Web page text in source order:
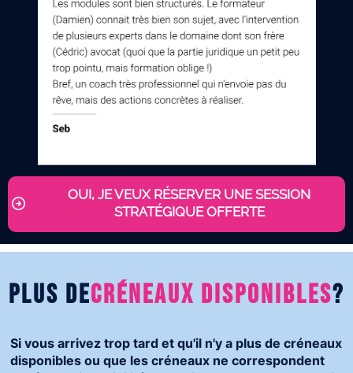
OUI, JE VEUX RÉSERVER UNE SESSION
STRATÉGIQUE OFFERTE
PLUS DECRÉNEAUX DISPONIBLES?
Si vous arrivez trop tard et qu'il n'y a plus de créneaux
disponibles ou que les créneaux ne correspondent